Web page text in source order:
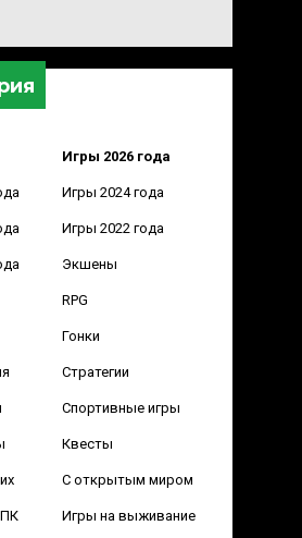
Игры 2026 года
Игры 2024 года
Игры 2022 года
Экшены
RPG
Гонки
Стратегии
Спортивные игры
Квесты
С открытым миром
Игры на выживание